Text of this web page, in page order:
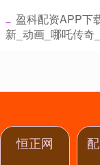
盈科配资APP下
新_动画_哪吒传奇
恒正网